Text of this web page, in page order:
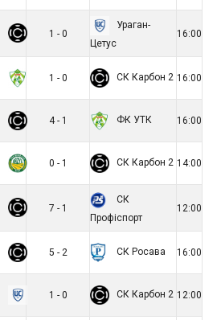
1 - 0
Ураган-
Цетус
16:00
1 - 0 СК Карбон 2 16:00
4 - 1 ФК УТК 16:00
0 - 1 СК Карбон 2 14:00
7 - 1
СК
Профіспорт
12:00
5 - 2 СК Росава 16:00
1 - 0 СК Карбон 2 12:00